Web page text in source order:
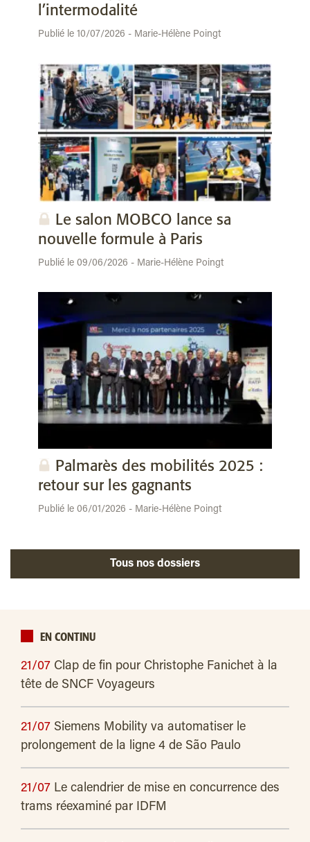
l’intermodalité
Publié le 10/07/2026 - Marie-Hélène Poingt
Le salon MOBCO lance sa
nouvelle formule à Paris
Publié le 09/06/2026 - Marie-Hélène Poingt
Palmarès des mobilités 2025 :
retour sur les gagnants
Publié le 06/01/2026 - Marie-Hélène Poingt
Tous nos dossiers
EN CONTINU
21/07 Clap de fin pour Christophe Fanichet à la
tête de SNCF Voyageurs
21/07 Siemens Mobility va automatiser le
prolongement de la ligne 4 de São Paulo
21/07 Le calendrier de mise en concurrence des
trams réexaminé par IDFM